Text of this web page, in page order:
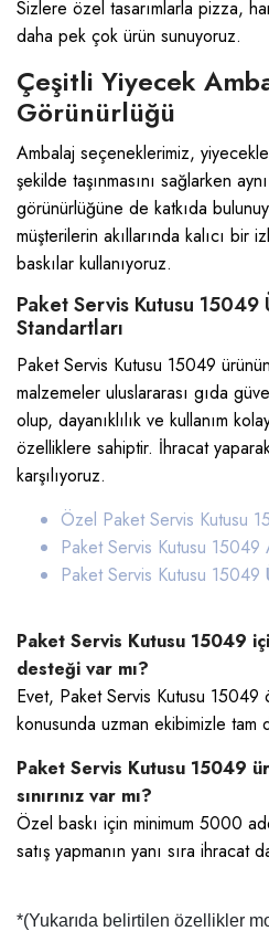
Sizlere özel tasarımlarla pizza,
daha pek çok ürün sunuyoruz.
Çeşitli Yiyecek
Görünürlüğü
Ambalaj seçeneklerimiz,
şekilde taşınmasını sağlarken
görünürlüğüne de katkıda
müşterilerin akıllarında kalıcı bir
baskılar kullanıyoruz.
Paket Servis Kutusu
Standartları
Paket Servis Kutusu 15049
malzemeler uluslararası gıda
olup, dayanıklılık ve kullanım
özelliklere sahiptir. İhracat
karşılıyoruz.
Özel Paket Servis Kutusu
Paket Servis Kutusu 15049
Paket Servis Kutusu 15049
Paket Servis Kutusu 15049
desteği var mı?
Evet, Paket Servis Kutusu 15049
konusunda uzman ekibimizle tam
Paket Servis Kutusu 15049
sınırınız var mı?
Özel baskı için minimum 5000
satış yapmanın yanı sıra ihracat
*(Yukarıda belirtilen özellikler